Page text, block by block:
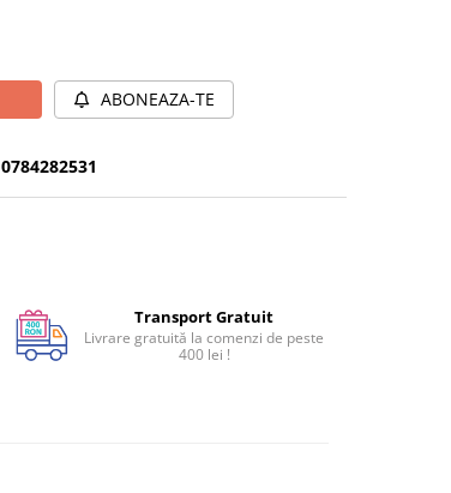
ABONEAZA-TE
0784282531
Transport Gratuit
Livrare gratuită la comenzi de peste
400 lei !